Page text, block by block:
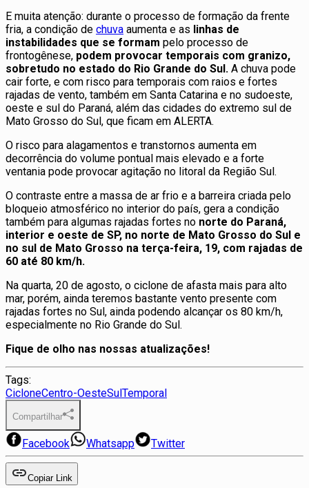
E muita atenção: durante o processo de formação da frente
fria, a condição de chuva aumenta e as linhas de
instabilidades que se formam pelo processo de
frontogênese, podem provocar temporais com granizo,
sobretudo no estado do Rio Grande do Sul. A chuva pode
cair forte, e com risco para temporais com raios e fortes
rajadas de vento, também em Santa Catarina e no sudoeste,
oeste e sul do Paraná, além das cidades do extremo sul de
Mato Grosso do Sul, que ficam em ALERTA.
O risco para alagamentos e transtornos aumenta em
decorrência do volume pontual mais elevado e a forte
ventania pode provocar agitação no litoral da Região Sul.
O contraste entre a massa de ar frio e a barreira criada pelo
bloqueio atmosférico no interior do país, gera a condição
também para algumas rajadas fortes no norte do Paraná,
interior e oeste de SP, no norte de Mato Grosso do Sul e
no sul de Mato Grosso na terça-feira, 19, com rajadas de
60 até 80 km/h.
Na quarta, 20 de agosto, o ciclone de afasta mais para alto
mar, porém, ainda teremos bastante vento presente com
rajadas fortes no Sul, ainda podendo alcançar os 80 km/h,
especialmente no Rio Grande do Sul.
Fique de olho nas nossas atualizações!
Tags:
CicloneCentro-OesteSul Temporal
Compartilhar
Facebook Whatsapp Twitter
Copiar Link